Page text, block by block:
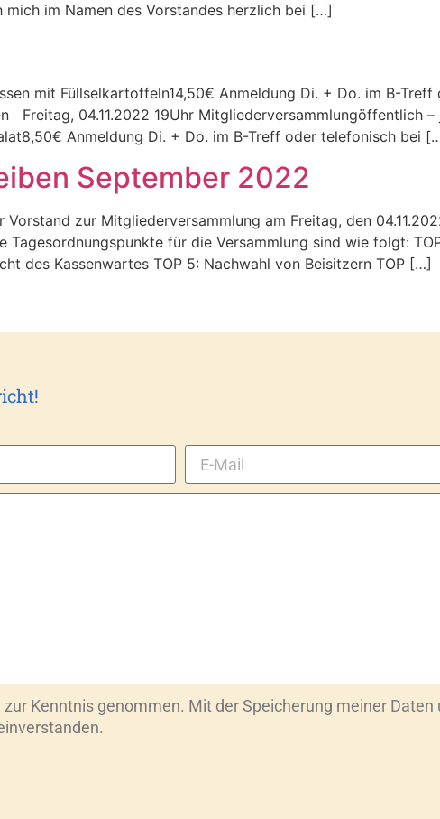
mich im Namen des Vorstandes herzlich bei […]
mit Füllselkartoffeln14,50€ Anmeldung Di. + Do. im B-
Freitag, 04.11.2022 19Uhr Mitgliederversammlungöffentlich
Anmeldung Di. + Do. im B-Treff oder telefonisch bei
September 2022
zur Mitgliederversammlung am Freitag, den
Tagesordnungspunkte für die Versammlung sind wie folgt:
des Kassenwartes TOP 5: Nachwahl von Beisitzern TOP […]
zur Kenntnis genommen. Mit der Speicherung meiner Daten